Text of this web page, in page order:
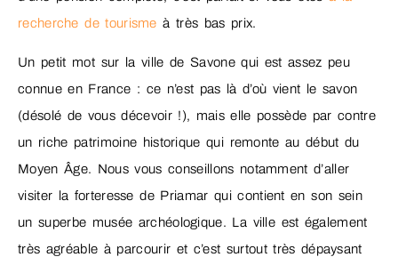
recherche de tourisme à très bas prix.
Un petit mot sur la ville de Savone qui est assez peu
connue en France : ce n’est pas là d’où vient le savon
(désolé de vous décevoir !), mais elle possède par contre
un riche patrimoine historique qui remonte au début du
Moyen Âge. Nous vous conseillons notamment d’aller
visiter la forteresse de Priamar qui contient en son sein
un superbe musée archéologique. La ville est également
très agréable à parcourir et c’est surtout très dépaysant